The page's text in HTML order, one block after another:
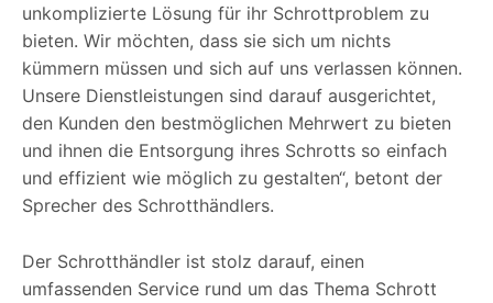
unkomplizierte Lösung für ihr Schrottproblem zu
bieten. Wir möchten, dass sie sich um nichts
kümmern müssen und sich auf uns verlassen können.
Unsere Dienstleistungen sind darauf ausgerichtet,
den Kunden den bestmöglichen Mehrwert zu bieten
und ihnen die Entsorgung ihres Schrotts so einfach
und effizient wie möglich zu gestalten“, betont der
Sprecher des Schrotthändlers.
Der Schrotthändler ist stolz darauf, einen
umfassenden Service rund um das Thema Schrott